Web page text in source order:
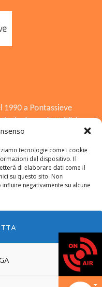
tecnologie come i cookie
del dispositivo. Il
di elaborare dati come il
su questo sito. Non
negativamente su alcune
a Pontassieve
2008, è tornata in
musica, notizie locali,
distingue per essere
forte presenza in FM,